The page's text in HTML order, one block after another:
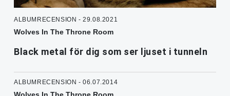
ALBUMRECENSION - 29.08.2021
Wolves In The Throne Room
Black metal för dig som ser ljuset i tunneln
ALBUMRECENSION - 06.07.2014